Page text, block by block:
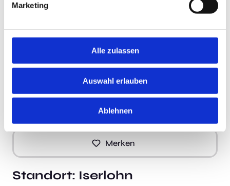
Marketing
Alle zulassen
Auswahl erlauben
Ablehnen
Wenn diese Stellenanzeige Ihren Wünschen nicht
Kontakt mit uns auf! Wir haben bundesweit viele
interessante Optionen in Ihrem Fachgebiet.
Merken
Standort: Iserlohn